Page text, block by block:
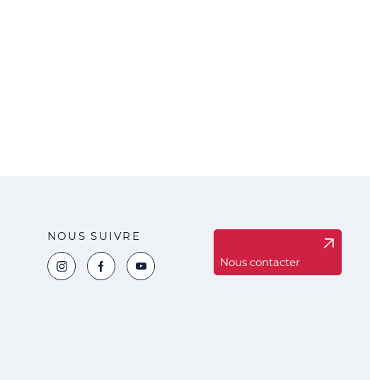
NOUS SUIVRE
Voir la page Instagram de la ville de Marck
Voir la page Facebook de la ville de Marck
Voir le compte YouTube de la ville de Marck
Nous contacter